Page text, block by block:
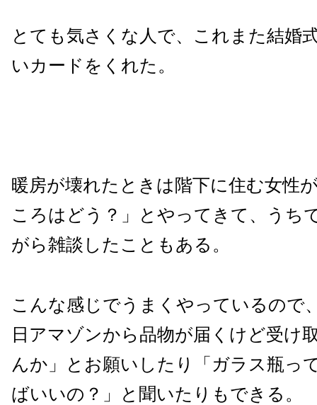
とても気さくな人で、これまた結婚
いカードをくれた。
暖房が壊れたときは階下に住む女性
ころはどう？」とやってきて、うち
がら雑談したこともある。
こんな感じでうまくやっているので
日アマゾンから品物が届くけど受け
んか」とお願いしたり「ガラス瓶っ
ばいいの？」と聞いたりもできる。